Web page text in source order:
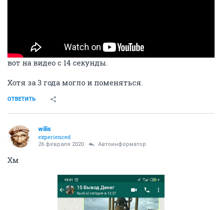
вот на видео с 14 секунды.
Хотя за 3 года могло и поменяться.
ОТВЕТИТЬ
wilis
experienced
26 февраля 2020 Автоинформатор
Хм